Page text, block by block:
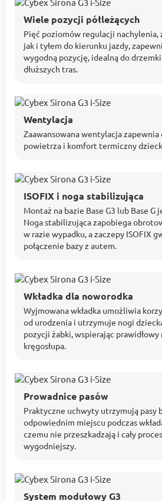
Wiele pozycji półleżących
Pięć poziomów regulacji nachylenia,
jak i tyłem do kierunku jazdy,
wygodną pozycję, idealną do
dłuższych tras.
Wentylacja
Zaawansowana wentylacja
powietrza i komfort termiczny
ISOFIX i noga stabilizująca
Montaż na bazie Base G3 lub Base
Noga stabilizująca zapobiega
w razie wypadku, a zaczepy ISOFIX
połączenie bazy z autem.
Wkładka dla noworodka
Wyjmowana wkładka umożliwia
od urodzenia i utrzymuje nogi
pozycji żabki, wspierając
kręgosłupa.
Prowadnice pasów
Praktyczne uchwyty utrzymują pasy
odpowiednim miejscu podczas
czemu nie przeszkadzają i cały
wygodniejszy.
System modułowy G3